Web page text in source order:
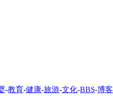
-教育-健康-旅游-文化-BBS-博客